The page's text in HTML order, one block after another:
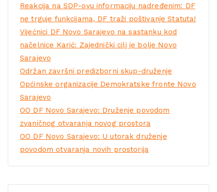
Reakcija na SDP-ovu informaciju nadređenim: DF
ne trguje funkcijama, DF traži poštivanje Statuta!
Vijećnici DF Novo Sarajevo na sastanku kod
načelnice Karić: Zajednički cilj je bolje Novo
Sarajevo
Održan završni predizborni skup-druženje
Općinske organizacije Demokratske fronte Novo
Sarajevo
OO DF Novo Sarajevo: Druženje povodom
zvaničnog otvaranja novog prostora
OO DF Novo Sarajevo: U utorak druženje
povodom otvaranja novih prostorija